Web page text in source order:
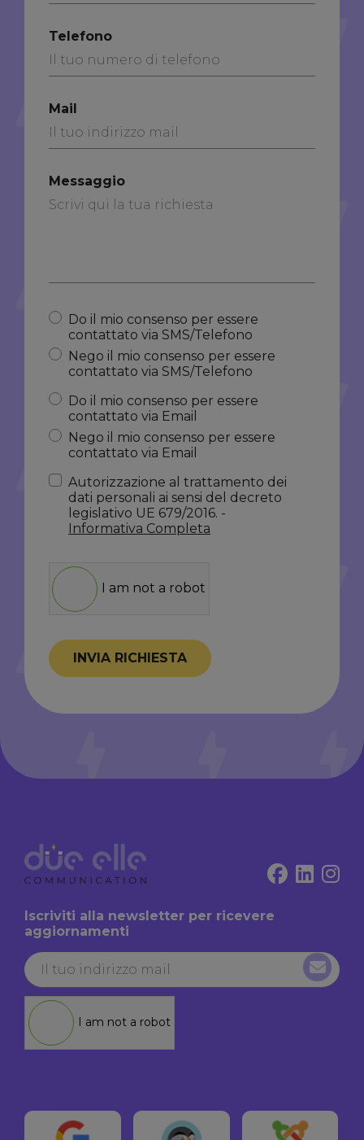
Telefono
Mail
Messaggio
Do il mio consenso per essere
contattato via SMS/Telefono
Nego il mio consenso per essere
contattato via SMS/Telefono
Do il mio consenso per essere
contattato via Email
Nego il mio consenso per essere
contattato via Email
Autorizzazione al trattamento dei
dati personali ai sensi del decreto
legislativo UE 679/2016. -
Informativa Completa
I am not a robot
INVIA RICHIESTA
Iscriviti alla newsletter per ricevere
aggiornamenti
I am not a robot